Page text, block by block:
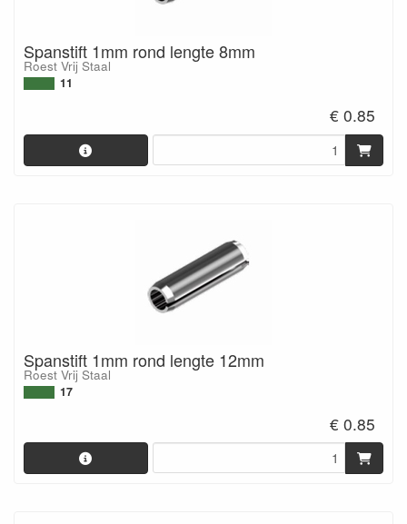
Spanstift 1mm rond lengte 8mm
Roest Vrij Staal
11
€ 0.85
Spanstift 1mm rond lengte 12mm
Roest Vrij Staal
17
€ 0.85